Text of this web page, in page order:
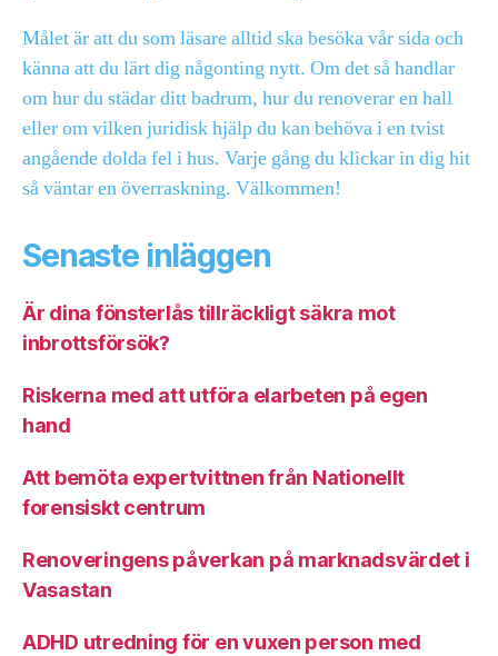
Målet är att du som läsare alltid ska besöka vår sida och
känna att du lärt dig någonting nytt. Om det så handlar
om hur du städar ditt badrum, hur du renoverar en hall
eller om vilken juridisk hjälp du kan behöva i en tvist
angående dolda fel i hus. Varje gång du klickar in dig hit
så väntar en överraskning. Välkommen!
Senaste inläggen
Är dina fönsterlås tillräckligt säkra mot
inbrottsförsök?
Riskerna med att utföra elarbeten på egen
hand
Att bemöta expertvittnen från Nationellt
forensiskt centrum
Renoveringens påverkan på marknadsvärdet i
Vasastan
ADHD utredning för en vuxen person med